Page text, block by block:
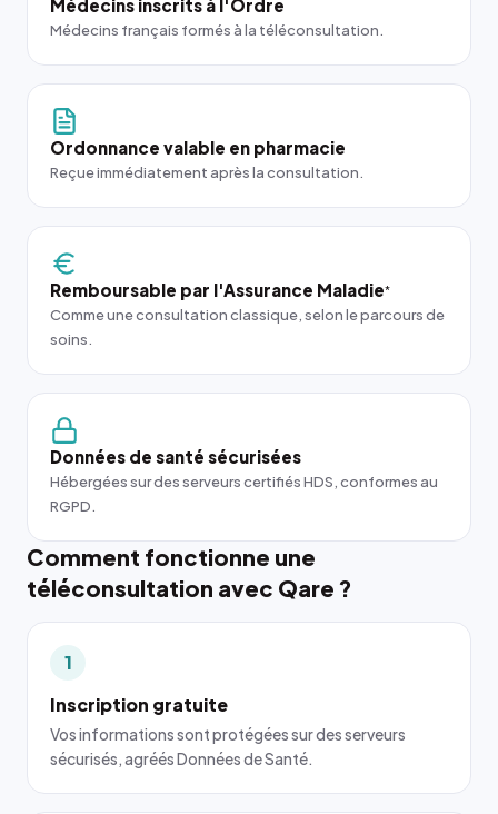
Médecins inscrits à l'Ordre
Médecins français formés à la téléconsultation.
Ordonnance valable en pharmacie
Reçue immédiatement après la consultation.
Remboursable par l'Assurance Maladie*
Comme une consultation classique, selon le parcours de
soins.
Données de santé sécurisées
Hébergées sur des serveurs certifiés HDS, conformes au
RGPD.
Comment fonctionne une
téléconsultation avec Qare ?
1
Inscription gratuite
Vos informations sont protégées sur des serveurs
sécurisés, agréés Données de Santé.